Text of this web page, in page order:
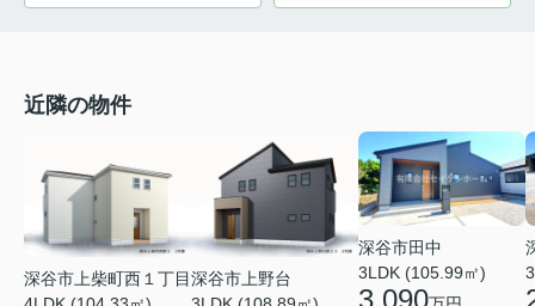
近隣の物件
深谷市上柴町西１丁目深谷市上野台
深谷市田中
3LDK (105.99㎡)
3,090